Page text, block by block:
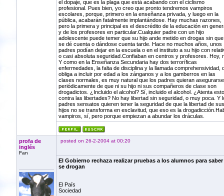
el dopaje, que es la plaga que está acabando con el ciclismo
profesional. Pues bien, yo creo que pronto tendremos vampiros
escolares, porque, primero en la enseñanza privada, y luego en la
pública, acabarán fatalmente implantándose. Hay muchas razones,
pero la primera y principal es el descrédito de la educación en
y de los profesores en particular.Cualquier padre con un hijo
adolescente puede temer que su hijo ande metido en drogas sin que
se dé cuenta o dándose cuenta tarde. Hace no muchos años, unos
padres podían dejar en la escuela o en el instituto a su hijo con
o casi absoluta seguridad.Confiaban en centros y profesores. Hoy,
Y como en la Enseñanza Secundaria hay dos terroríficas
enfermedades, la falta de disciplina y la llamada comprehensividad,
obliga a incluir por edad a los zánganos y a los gamberros en las
clases normales, es muy natural que los padres quieran asegurarse
periódicamente de que ni su hijo ni sus compañeros de clase son
drogadictos. ¿Incluido el alcohol? Sí, incluido el alcohol. ¿Atenta esto
contra las libertades? No hay libertad sin seguridad, o muy poca. Y
padres sensatos quieren tener la seguridad de que la libertad de sus
hijos no se transforma en esclavitud, que eso es la
vampiros, sí, pero porque empiezan a abundar los dráculas.
profa de
inglés
Fan
posted on 26-2-2004 at 00:20
El Gobierno rechaza realizar pruebas a los alumnos para saber
se drogan
El País
Sociedad